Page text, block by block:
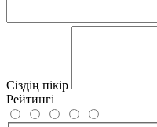
Сіздің пікір
Рейтингі